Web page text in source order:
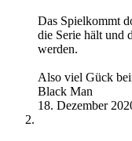
Das Spielkommt
die Serie hält und
werden.
Also viel Gück
Black Man
18. Dezember